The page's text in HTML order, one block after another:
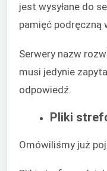
jest wysyłane do
pamięć podręczną
Serwery nazw
musi jedynie
odpowiedź.
Pliki
Omówiliśmy już